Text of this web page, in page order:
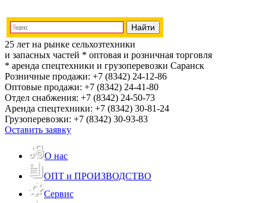
25 лет на рынке сельхозтехники
и запасных частей * оптовая и розничная торговля
* аренда спецтехники и грузоперевозки Саранск
Розничные продажи: +7 (8342) 24-12-86
Оптовые продажи: +7 (8342) 24-41-80
Отдел снабжения: +7 (8342) 24-50-73
Аренда спецтехники: +7 (8342) 30-81-24
Грузоперевозки: +7 (8342) 30-93-83
Оставить заявку
О нас
ОПТ и ПРОИЗВОДСТВО
Сервис